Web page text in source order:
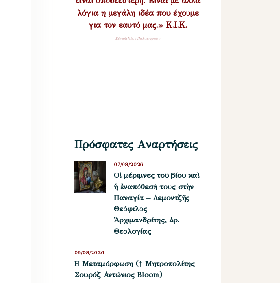
λόγια η μεγάλη ιδέα που έχουμε
για τον εαυτό μας.» Κ.Ι.Κ.
Σύναξη Νέων Παλαιοχωρίου
Πρόσφατες Αναρτήσεις
Οἱ μέριμνες τοῦ βίου καὶ
ἡ ἐναπόθεσή τους στὴν
Παναγία – Λεμοντζῆς
Θεόφιλος
Ἀρχιμανδρίτης, Δρ.
Θεολογίας
07/08/2026
Η Μεταμόρφωση († Μητροπολίτης
Σουρόζ Αντώνιος Bloom)
06/08/2026